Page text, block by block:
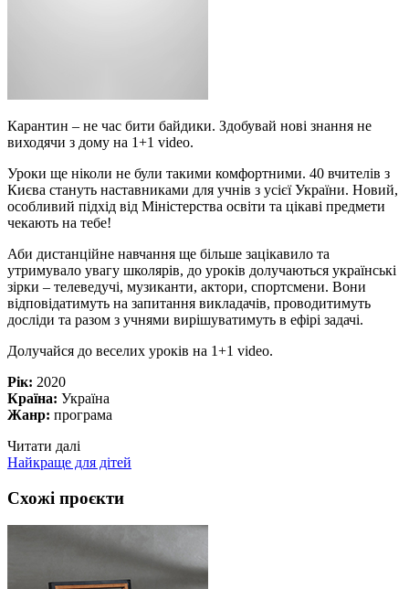
Карантин – не час бити байдики. Здобувай нові знання не
виходячи з дому на 1+1 video.
Уроки ще ніколи не були такими комфортними. 40 вчителів з
Києва стануть наставниками для учнів з усієї України. Новий,
особливий підхід від Міністерства освіти та цікаві предмети
чекають на тебе!
Аби дистанційне навчання ще більше зацікавило та
утримувало увагу школярів, до уроків долучаються українські
зірки – телеведучі, музиканти, актори, спортсмени. Вони
відповідатимуть на запитання викладачів, проводитимуть
досліди та разом з учнями вирішуватимуть в ефірі задачі.
Долучайся до веселих уроків на 1+1 video.
Рік: 2020
Країна: Україна
Жанр: програма
Читати далі
Найкраще для дітей
Схожі проєкти